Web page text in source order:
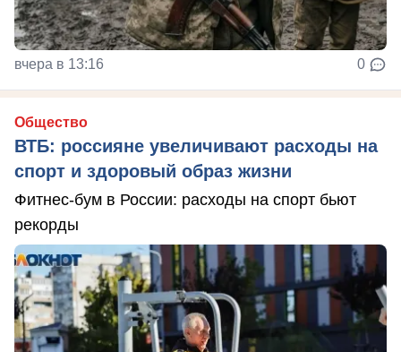
вчера в 13:16 0
Общество
ВТБ: россияне увеличивают расходы на
спорт и здоровый образ жизни
Фитнес-бум в России: расходы на спорт бьют
рекорды